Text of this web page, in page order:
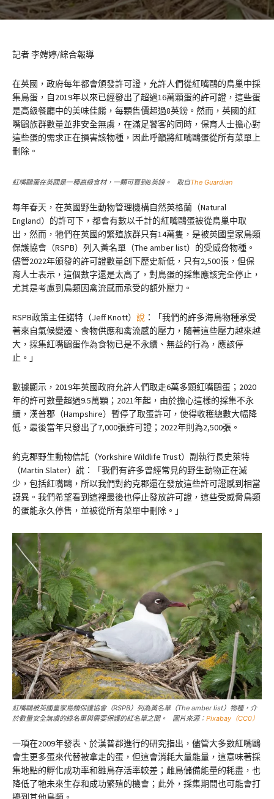
記者 李娉婷/綜合報導
在英國，政府每年都會頒發許可證，允許人們從紅嘴鷗的鳥巢中採
集鳥蛋，自2019年以來已經發出了超過16萬顆蛋的許可證，這些蛋
是高級餐廳中的美味佳餚，每顆售價超過8英鎊。然而，英國的紅
嘴鷗族群數量並非安全無虞，在滿足饕客的同時，保育人士擔心對
這些蛋的需求正在損害該物種，因此呼籲將紅嘴鷗蛋從所有菜單上
刪除。
紅嘴鷗蛋在英國是一種高級食材，一顆可賣到8英鎊。 取自The Guardian
每年春天，在英國野生動物管理機構自然英格蘭（Natural
England）的許可下，都會有數以千計的紅嘴鷗蛋被從鳥巢中取
出，然而，牠們在英國的繁殖族群只有14萬隻，是被英國皇家鳥類
保護協會（RSPB）列入黃名單（The amber list）的受威脅物種。
儘管2022年頒發的許可證數量創下歷史新低，只有2,500張，但保
育人士表示，這個數字還是太高了，對鳥蛋的採集應該完全停止，
尤其是考慮到鳥類因禽流感而承受的額外壓力。
RSPB政策主任諾特（Jeff Knott） 說 ：「我們的許多海鳥物種承受
著來自氣候變遷、食物供應和禽流感的壓力，隨著這些壓力越來越
大，採集紅嘴鷗蛋作為食物已是不永續、無益的行為，應該停
止。」
數據顯示，2019年英國政府允許人們取走6萬多顆紅嘴鷗蛋；2020
年的許可數量超過9.5萬顆；2021年起，由於擔心這樣的採集不永
續，漢普郡（Hampshire）暫停了取蛋許可，使得收穫總數大幅降
低，最後當年只發出了7,000張許可證；2022年則為2,500張。
約克郡野生動物信託（Yorkshire Wildlife Trust）副執行長史萊特
（Martin Slater）說：「我們有許多曾經常見的野生動物正在減
少，包括紅嘴鷗，所以我們對約克郡還在發放這些許可證感到相當
訝異。我們希望看到這裡最後也停止發放許可證，這些受威脅鳥類
的蛋能永久停售，並被從所有菜單中刪除。」
紅嘴鷗被英國皇家鳥類保護協會（RSPB）列為黃名單（The amber list）物種，介
於數量安全無虞的綠名單與需要保護的紅名單之間。 圖片來源： Pixabay（CC0）
一項在2009年發表、於漢普郡進行的研究指出，儘管大多數紅嘴鷗
會生更多蛋來代替被拿走的蛋，但這會消耗大量能量，這意味著採
集地點的孵化成功率和雛鳥存活率較差；雌鳥儲備能量的耗盡，也
降低了牠未來生存和成功繁殖的機會；此外，採集期間也可能會打